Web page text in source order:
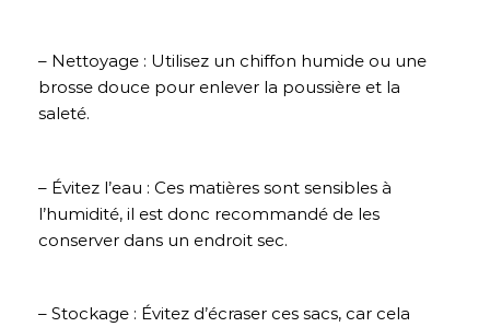
– Nettoyage : Utilisez un chiffon humide ou une
brosse douce pour enlever la poussière et la
saleté.
– Évitez l’eau : Ces matières sont sensibles à
l’humidité, il est donc recommandé de les
conserver dans un endroit sec.
– Stockage : Évitez d’écraser ces sacs, car cela